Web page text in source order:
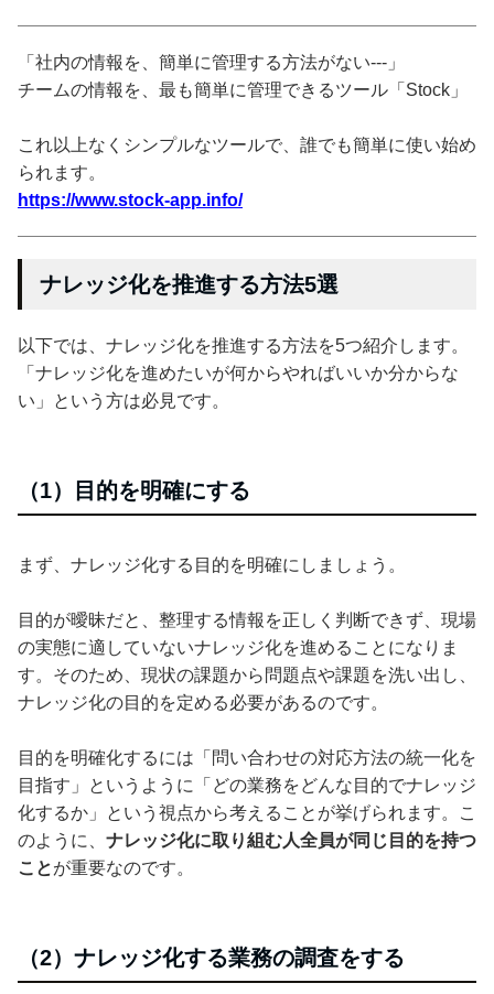
「社内の情報を、簡単に管理する方法がない---」
チームの情報を、最も簡単に管理できるツール「Stock」
これ以上なくシンプルなツールで、誰でも簡単に使い始め
られます。
https://www.stock-app.info/
ナレッジ化を推進する方法5選
以下では、ナレッジ化を推進する方法を5つ紹介します。
「ナレッジ化を進めたいが何からやればいいか分からな
い」という方は必見です。
（1）目的を明確にする
まず、ナレッジ化する目的を明確にしましょう。
目的が曖昧だと、整理する情報を正しく判断できず、現場
の実態に適していないナレッジ化を進めることになりま
す。そのため、現状の課題から問題点や課題を洗い出し、
ナレッジ化の目的を定める必要があるのです。
目的を明確化するには「問い合わせの対応方法の統一化を
目指す」というように「どの業務をどんな目的でナレッジ
化するか」という視点から考えることが挙げられます。こ
のように、 ナレッジ化に取り組む人全員が同じ目的を持つ
ことが重要なのです。
（2）ナレッジ化する業務の調査をする